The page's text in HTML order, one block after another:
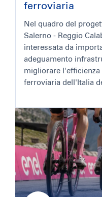
ferroviaria
Nel quadro del
Salerno - Reggio
interessata da
adeguamento
migliorare l'efficienza
ferroviaria dell'Italia